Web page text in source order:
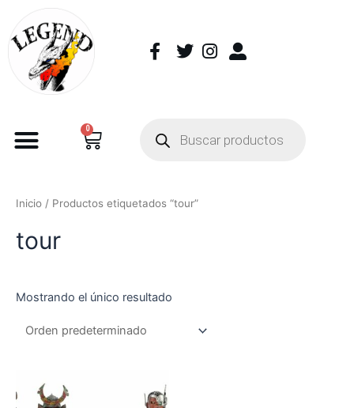
0
Inicio / Productos etiquetados “tour”
tour
Mostrando el único resultado